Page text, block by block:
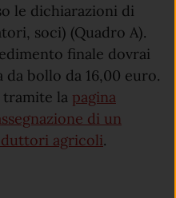
le dichiarazioni di
soci) (Quadro A).
finale dovrai
bollo da 16,00 euro.
tramite la pagina
di un
agricoli.